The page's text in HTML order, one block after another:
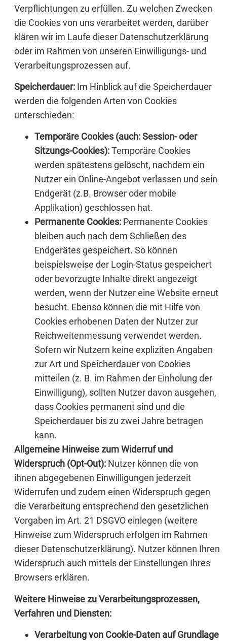
Verpflichtungen zu erfüllen. Zu welchen Zwecken
die Cookies von uns verarbeitet werden, darüber
klären wir im Laufe dieser Datenschutzerklärung
oder im Rahmen von unseren Einwilligungs- und
Verarbeitungsprozessen auf.
Speicherdauer: Im Hinblick auf die Speicherdauer
werden die folgenden Arten von Cookies
unterschieden:
Temporäre Cookies (auch: Session- oder
Sitzungs-Cookies):Temporäre Cookies
werden spätestens gelöscht, nachdem ein
Nutzer ein Online-Angebot verlassen und sein
Endgerät (z.B. Browser oder mobile
Applikation) geschlossen hat.
Permanente Cookies: Permanente Cookies
bleiben auch nach dem Schließen des
Endgerätes gespeichert. So können
beispielsweise der Login-Status gespeichert
oder bevorzugte Inhalte direkt angezeigt
werden, wenn der Nutzer eine Website erneut
besucht. Ebenso können die mit Hilfe von
Cookies erhobenen Daten der Nutzer zur
Reichweitenmessung verwendet werden.
Sofern wir Nutzern keine expliziten Angaben
zur Art und Speicherdauer von Cookies
mitteilen (z. B. im Rahmen der Einholung der
Einwilligung), sollten Nutzer davon ausgehen,
dass Cookies permanent sind und die
Speicherdauer bis zu zwei Jahre betragen
kann.
Allgemeine Hinweise zum Widerruf und
Widerspruch (Opt-Out): Nutzer können die von
ihnen abgegebenen Einwilligungen jederzeit
Widerrufen und zudem einen Widerspruch gegen
die Verarbeitung entsprechend den gesetzlichen
Vorgaben im Art. 21 DSGVO einlegen (weitere
Hinweise zum Widerspruch erfolgen im Rahmen
dieser Datenschutzerklärung). Nutzer können Ihren
Widerspruch auch mittels der Einstellungen Ihres
Browsers erklären.
Weitere Hinweise zu Verarbeitungsprozessen,
Verfahren und Diensten:
Verarbeitung von Cookie-Daten auf Grundlage